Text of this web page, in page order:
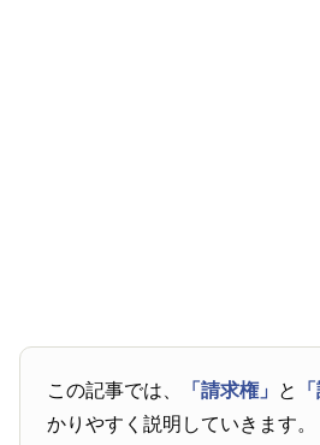
この記事では、 「請求権」 と
かりやすく説明していきます。